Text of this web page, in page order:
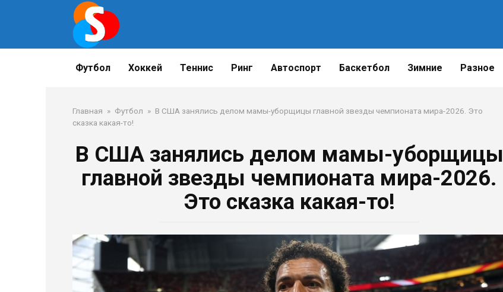
Футбол Хоккей Теннис Ринг Автоспорт Баскетбол Зимние Разное
Главная » Футбол » В США занялись делом мамы-уборщицы главной звезды чемпионата мира-2026. Это
сказка какая-то!
В США занялись делом мамы-уборщицы
главной звезды чемпионата мира-2026.
Это сказка какая-то!